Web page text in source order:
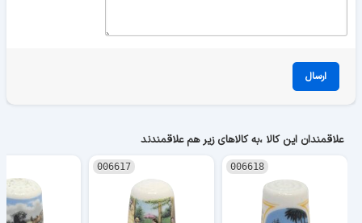
ارسال
علاقمندان این کالا ،به کالاهای زیر هم علاقمندند
006618
006617